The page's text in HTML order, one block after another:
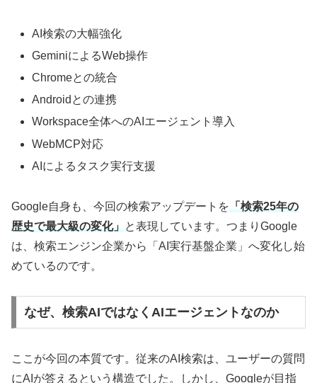
AI検索の大幅強化
GeminiによるWeb操作
Chromeとの統合
Androidとの連携
Workspace全体へのAIエージェント導入
WebMCP対応
AIによるタスク実行支援
Google自身も、今回の検索アップデートを 「検索25年の
歴史で最大級の変化」 と表現しています。つまりGoogle
は、検索エンジン企業から「AI実行基盤企業」へ変化し始
めているのです。
なぜ、検索AIではなくAIエージェントなのか
ここが今回の本質です。従来のAI検索は、ユーザーの質問
にAIが答えるという構造でした。しかし、Googleが目指